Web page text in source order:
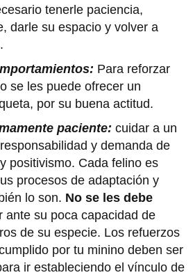
tenerle paciencia,
darle su espacio y volver a
Para reforzar
se les puede ofrecer un
por su buena actitud.
paciente: cuidar a un
y demanda de
positivismo. Cada felino es
procesos de adaptación y
lo son. No se les debe
ante su poca capacidad de
de su especie. Los refuerzos
por tu minino deben ser
ir estableciendo el vínculo de